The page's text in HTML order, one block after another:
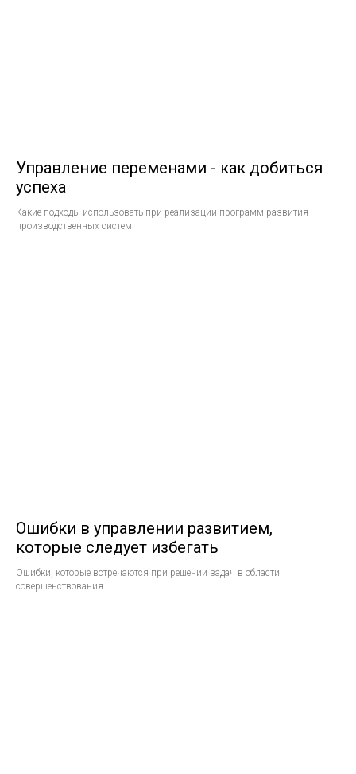
Управление переменами - как добиться
успеха
Какие подходы использовать при реализации программ развития
производственных систем
Ошибки в управлении развитием,
которые следует избегать
Ошибки, которые встречаются при решении задач в области
совершенствования